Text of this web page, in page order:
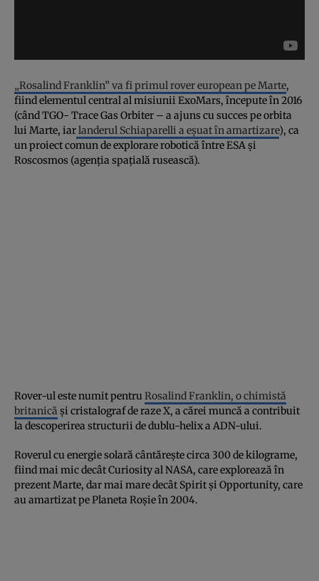
„Rosalind Franklin” va fi primul rover european pe Marte,
fiind elementul central al misiunii ExoMars, începute în 2016
(când TGO- Trace Gas Orbiter – a ajuns cu succes pe orbita
lui Marte, iarlanderul Schiaparelli a eşuat în amartizare), ca
un proiect comun de explorare robotică între ESA şi
Roscosmos (agenţia spaţială rusească).
Rover-ul este numit pentru Rosalind Franklin, o chimistă
britanică şi cristalograf de raze X, a cărei muncă a contribuit
la descoperirea structurii de dublu-helix a ADN-ului.
Roverul cu energie solară cântăreşte circa 300 de kilograme,
fiind mai mic decât Curiosity al NASA, care explorează în
prezent Marte, dar mai mare decât Spirit şi Opportunity, care
au amartizat pe Planeta Roşie în 2004.